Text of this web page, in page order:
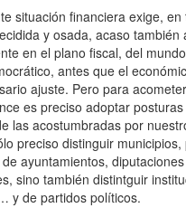
situación financiera exige,
y osada, acaso también
en el plano fiscal, del
antes que el
ajuste. Pero para
es preciso adoptar
las acostumbradas por
preciso distinguir municipios,
ayuntamientos,
sino también distintguir
y de partidos políticos.